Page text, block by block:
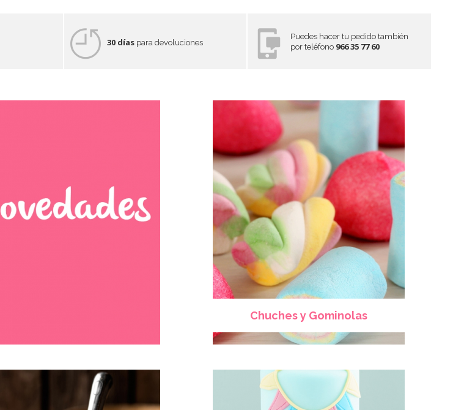
30 días para devoluciones
Puedes hacer tu pedido también
por teléfono 966 35 77 60
Chuches y Gominolas